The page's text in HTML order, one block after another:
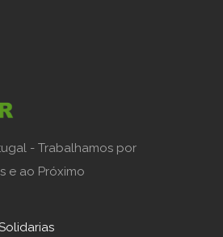
- Trabalhamos por
e ao Próximo